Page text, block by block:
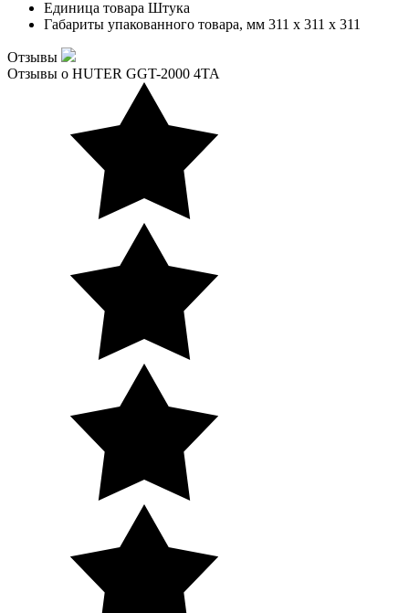
Единица товара Штука
Габариты упакованного товара, мм 311 x 311 x 311
Отзывы
Отзывы о HUTER GGT-2000 4ТА